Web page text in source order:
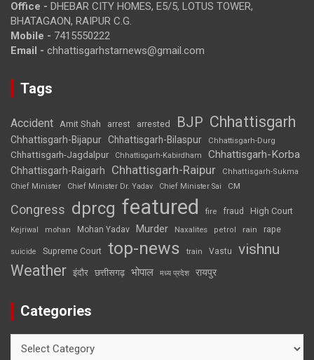
Office - DHEBAR CITY HOMES, E5/5, LOTUS TOWER,
BHATAGAON, RAIPUR C.G.
Mobile - 7415550222
Email - chhattisgarhstarnews@gmail.com
Tags
Accident Amit Shah arrest arrested BJP Chhattisgarh
Chhattisgarh-Bijapur Chhattisgarh-Bilaspur Chhattisgarh-Durg
Chhattisgarh-Jagdalpur Chhattisgarh-Kabirdham Chhattisgarh-Korba
Chhattisgarh-Raigarh Chhattisgarh-Raipur
Chhattisgarh-Sukma
Chief Minister
Chief Minister Dr. Yadav Chief Minister Sai CM
Congress dprcg featured fire fraud High Court
Kejriwal mohan Mohan Yadav Murder Naxalites petrol rain rape
suicide Supreme Court top-news train Vastu vishnu
Weather इंदौर छत्तीसगढ़ भोपाल मध्य प्रदेश रायपुर
Categories